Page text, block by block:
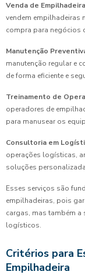
Venda de
vendem empilhadeiras
compra para negócios
Manutenção
manutenção regular e
de forma eficiente e
Treinamento de
operadores de
para manusear os
Consultoria em
operações logísticas,
soluções
Esses serviços são
empilhadeiras, pois
cargas, mas também
logísticos.
Critérios para
Empilhadeira